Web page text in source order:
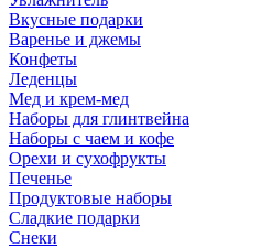
Вкусные подарки
Варенье и джемы
Конфеты
Леденцы
Мед и крем-мед
Наборы для глинтвейна
Наборы с чаем и кофе
Орехи и сухофрукты
Печенье
Продуктовые наборы
Сладкие подарки
Снеки